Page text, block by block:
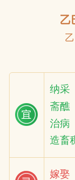
乙
纳采
斋醮
治病
造畜
嫁娶